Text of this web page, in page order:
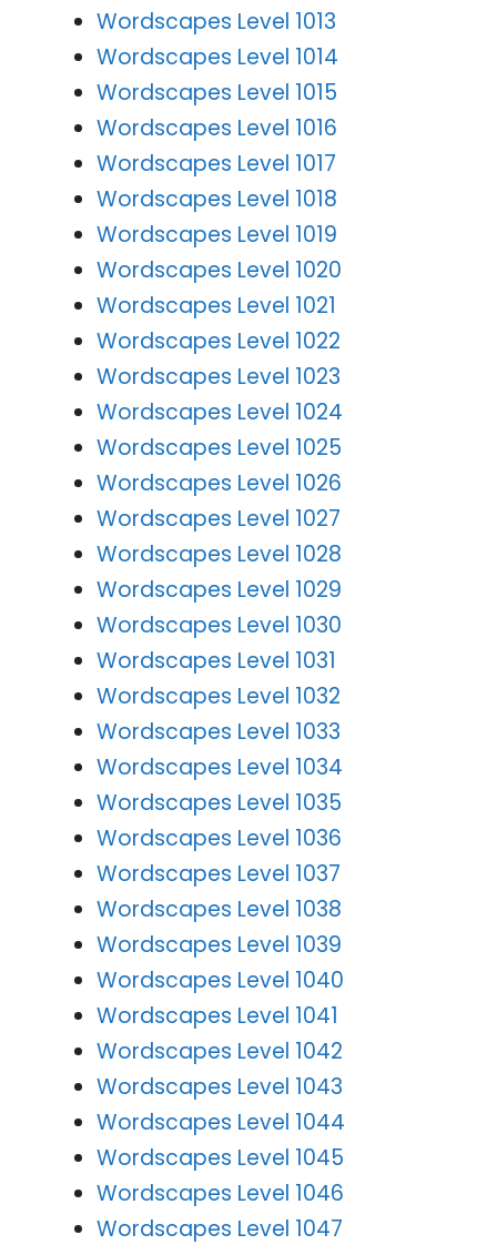
Wordscapes Level 1013
Wordscapes Level 1014
Wordscapes Level 1015
Wordscapes Level 1016
Wordscapes Level 1017
Wordscapes Level 1018
Wordscapes Level 1019
Wordscapes Level 1020
Wordscapes Level 1021
Wordscapes Level 1022
Wordscapes Level 1023
Wordscapes Level 1024
Wordscapes Level 1025
Wordscapes Level 1026
Wordscapes Level 1027
Wordscapes Level 1028
Wordscapes Level 1029
Wordscapes Level 1030
Wordscapes Level 1031
Wordscapes Level 1032
Wordscapes Level 1033
Wordscapes Level 1034
Wordscapes Level 1035
Wordscapes Level 1036
Wordscapes Level 1037
Wordscapes Level 1038
Wordscapes Level 1039
Wordscapes Level 1040
Wordscapes Level 1041
Wordscapes Level 1042
Wordscapes Level 1043
Wordscapes Level 1044
Wordscapes Level 1045
Wordscapes Level 1046
Wordscapes Level 1047